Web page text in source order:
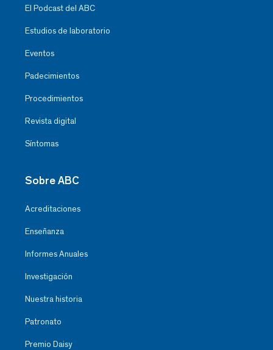
El Podcast del ABC
Estudios de laboratorio
Eventos
Padecimientos
Procedimientos
Revista digital
Síntomas
Sobre ABC
Acreditaciones
Enseñanza
Informes Anuales
Investigación
Nuestra historia
Patronato
Premio Daisy